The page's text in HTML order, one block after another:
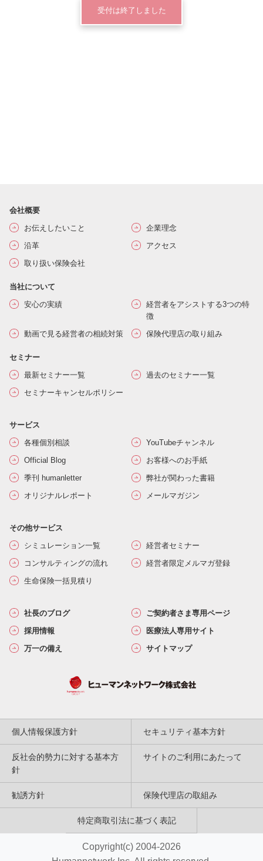
受付は終了しました
会社概要
お伝えしたいこと
企業理念
沿革
アクセス
取り扱い保険会社
当社について
安心の実績
経営者をアシストする3つの特
徴
動画で見る経営者の相続対策
保険代理店の取り組み
セミナー
最新セミナー一覧
過去のセミナー一覧
セミナーキャンセルポリシー
サービス
各種個別相談
YouTubeチャンネル
Official Blog
お客様へのお手紙
季刊 humanletter
弊社が関わった書籍
オリジナルレポート
メールマガジン
その他サービス
シミュレーション一覧
経営者セミナー
コンサルティングの流れ
経営者限定メルマガ登録
生命保険一括見積り
社長のブログ
ご契約者さま専用ページ
採用情報
医療法人専用サイト
万一の備え
サイトマップ
個人情報保護方針 セキュリティ基本方針
反社会的勢力に対する基本方
針
サイトのご利用にあたって
勧誘方針 保険代理店の取組み
特定商取引法に基づく表記
Copyright(c) 2004-2026